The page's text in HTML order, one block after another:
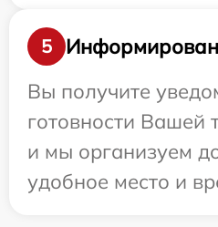
5
Вы получите
готовности Вашей
и мы организуем
удобное место и